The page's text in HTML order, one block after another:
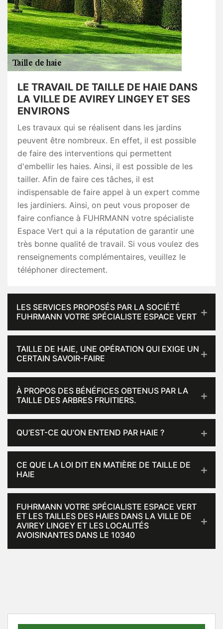
LE TRAVAIL DE TAILLE DE HAIE DANS
LA VILLE DE AVIREY LINGEY ET SES
ENVIRONS
Les travaux qui se réalisent dans les jardins
peuvent être nombreux. En effet, il est possible
de faire des interventions qui permettent
d'embellir les haies. Ainsi, il est possible de les
tailler. Afin de faire ces tâches, il est
indispensable de faire appel à un expert comme
les jardiniers. Ainsi, on peut vous proposer de
faire confiance à FUHRMANN votre spécialiste
Espace Vert qui a la réputation de garantir une
très bonne qualité de travail. Si vous voulez des
renseignements complémentaires, veuillez le
téléphoner directement.
LES SERVICES PROPOSÉS PAR LA SOCIÉTÉ
FUHRMANN VOTRE SPÉCIALISTE ESPACE VERT
TAILLE DE HAIE, UNE OPÉRATION QUI EXIGE UN
CERTAIN SAVOIR-FAIRE
À PROPOS DES BÉNÉFICES OBTENUS PAR LA
TAILLE DES ARBRES FRUITIERS.
QU’EST-CE QU’ON ENTEND PAR HAIE ?
CE QUE LA LOI DIT EN MATIÈRE DE TAILLE DE
HAIE
FUHRMANN VOTRE SPÉCIALISTE ESPACE VERT
ET LES TAILLES DES HAIES DANS LA VILLE DE
AVIREY LINGEY ET LES LOCALITÉS
AVOISINANTES DANS LE 10340